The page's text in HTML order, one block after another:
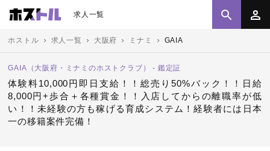
求人一覧
ホストル 求人一覧 大阪府 ミナミ GAIA
GAIA（大阪府・ミナミのホストクラブ） - 鑑定証
体験料10,000円即日支給！！総売り50%バック！！日給
8,000円+歩合＋各種賞金！！入店してからの離職率が低
い！！未経験の方も稼げる育成システム！経験者には日本
一の移籍案件完備！